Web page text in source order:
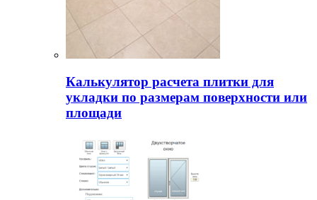
Калькулятор расчета плитки для
укладки по размерам поверхности или
площади